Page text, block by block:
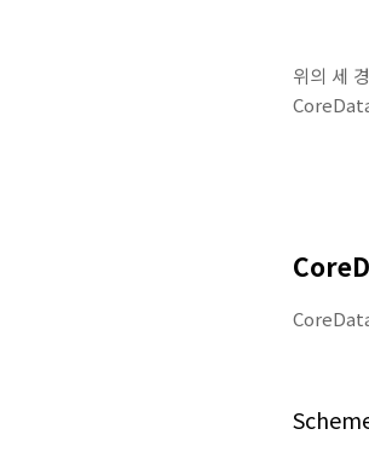
위의 세